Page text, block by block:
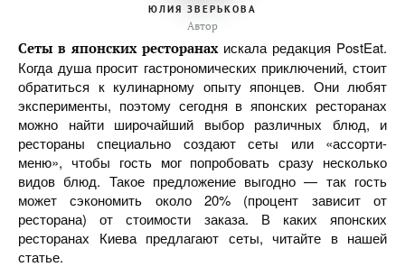
ЮЛИЯ ЗВЕРЬКОВА
Автор
Сеты в японских ресторанах искала редакция PostEat.
Когда душа просит гастрономических приключений, стоит
обратиться к кулинарному опыту японцев. Они любят
эксперименты, поэтому сегодня в японских ресторанах
можно найти широчайший выбор различных блюд, и
рестораны специально создают сеты или «ассорти-
меню», чтобы гость мог попробовать сразу несколько
видов блюд. Такое предложение выгодно — так гость
может сэкономить около 20% (процент зависит от
ресторана) от стоимости заказа. В каких японских
ресторанах Киева предлагают сеты, читайте в нашей
статье.